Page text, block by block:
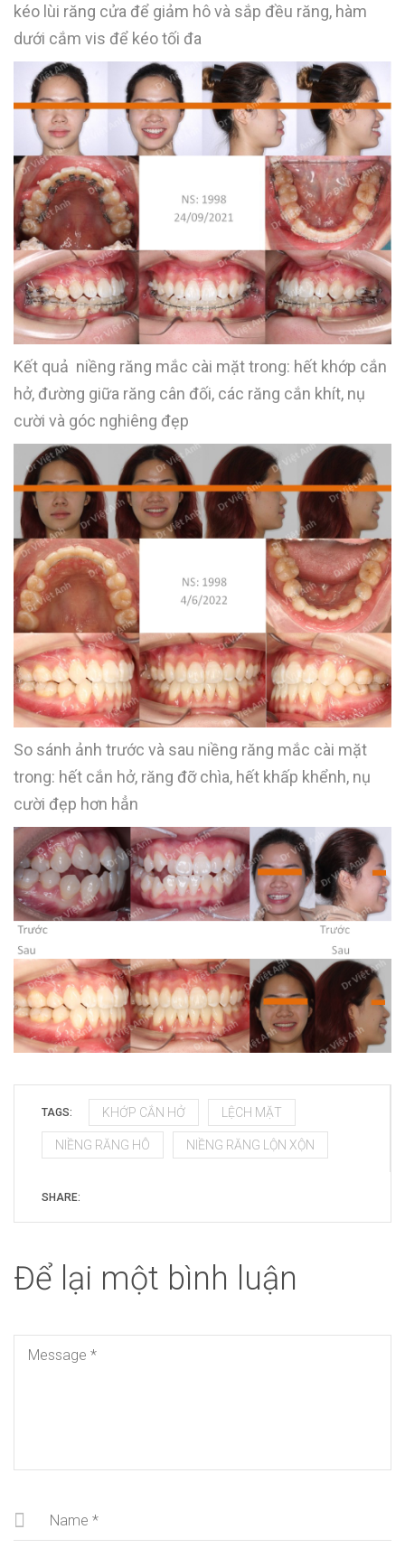
kéo lùi răng cửa để giảm hô và sắp đều răng, hàm
dưới cắm vis để kéo tối đa
Kết quả niềng răng mắc cài mặt trong: hết khớp cắn
hở, đường giữa răng cân đối, các răng cắn khít, nụ
cười và góc nghiêng đẹp
So sánh ảnh trước và sau niềng răng mắc cài mặt
trong: hết cắn hở, răng đỡ chìa, hết khấp khểnh, nụ
cười đẹp hơn hẳn
TAGS: KHỚP CẮN HỞ LỆCH MẶT
NIỀNG RĂNG HÔ NIỀNG RĂNG LỘN XỘN
SHARE:
Để lại một bình luận